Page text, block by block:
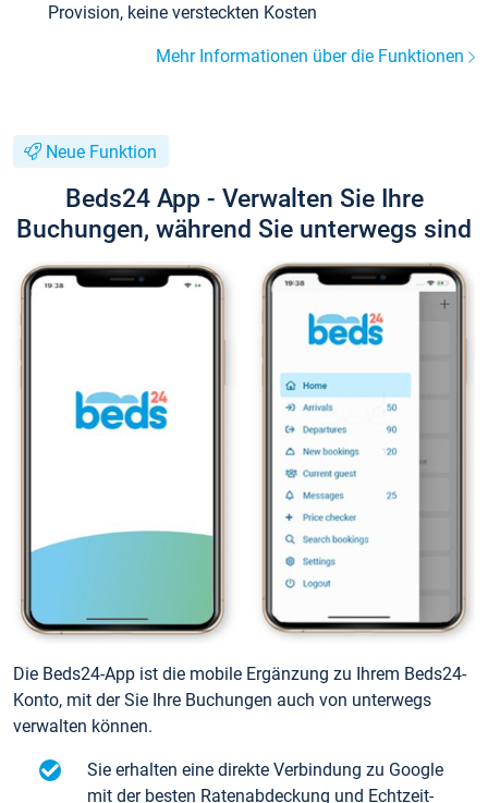
Provision, keine versteckten Kosten
Mehr Informationen über die Funktionen
Neue Funktion
Beds24 App - Verwalten Sie Ihre
Buchungen, während Sie unterwegs sind
Die Beds24-App ist die mobile Ergänzung zu Ihrem Beds24-
Konto, mit der Sie Ihre Buchungen auch von unterwegs
verwalten können.
Sie erhalten eine direkte Verbindung zu Google
mit der besten Ratenabdeckung und Echtzeit-